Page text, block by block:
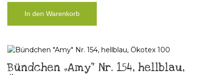
In den Warenkorb
Bündchen „Amy“ Nr. 154, hellblau,